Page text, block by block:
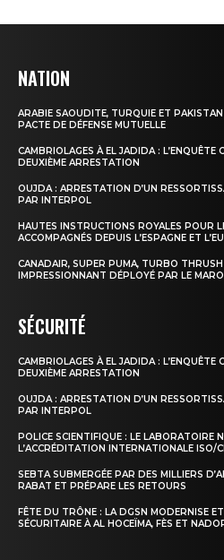
NATION
ARABIE SAOUDITE, TURQUIE ET PAKISTAN
PACTE DE DÉFENSE MUTUELLE
CAMBRIOLAGES À EL JADIDA :
DEUXIÈME ARRESTATION
OUJDA : ARRESTATION D’UN
PAR INTERPOL
HAUTES INSTRUCTIONS ROYALES POUR
ACCOMPAGNÉS DEPUIS L’ESPAGNE ET
CANADAIR, SUPER PUMA, TURBO
IMPRESSIONNANT DÉPLOYÉ PAR LE
SÉCURITÉ
CAMBRIOLAGES À EL JADIDA :
DEUXIÈME ARRESTATION
OUJDA : ARRESTATION D’UN
PAR INTERPOL
POLICE SCIENTIFIQUE : LE LABORATOIRE
L’ACCRÉDITATION INTERNATIONALE ISO/
SEBTA SUBMERGÉE PAR DES MILLIERS
RABAT ET PRÉPARE LES RETOURS
FÊTE DU TRÔNE : LA DGSN MODERNISE
SÉCURITAIRE À AL HOCEÏMA, FÈS ET